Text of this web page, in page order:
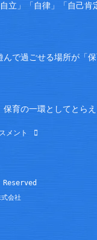
立」「自律」「自己肯
で過ごせる場所が「
保育の一環としてとら
メント
会社